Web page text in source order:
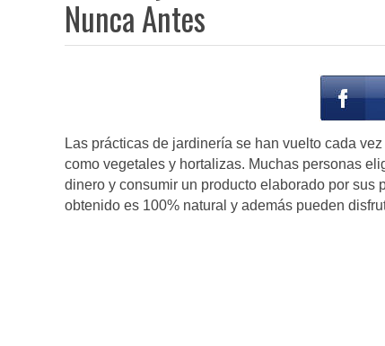
Nunca Antes
Las prácticas de jardinería se han vuelto cada
como vegetales y hortalizas. Muchas personas
dinero y consumir un producto elaborado por sus
obtenido es 100% natural y además pueden